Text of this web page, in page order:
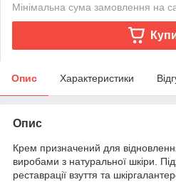
Мінімальна сума замовлення на
Опис Характеристики
Опис
Крем призначений для
виробами з натуральної шкіри.
реставрації взуття та